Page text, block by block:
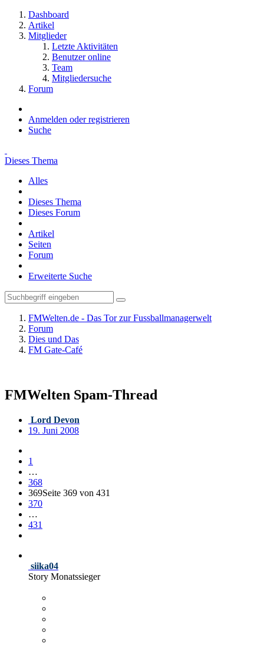
Dashboard
Artikel
Mitglieder
Letzte Aktivitäten
Benutzer online
Team
Mitgliedersuche
Forum
Anmelden oder registrieren
Suche
Dieses Thema
Alles
Dieses Thema
Dieses Forum
Artikel
Seiten
Forum
Erweiterte Suche
FMWelten.de - Das Tor zur Fussballmanagerwelt
Forum
Dies und Das
FM Gate-Café
FMWelten Spam-Thread
Lord Devon
19. Juni 2008
1
…
368
369Seite 369 von 431
370
…
431
siika04
Story Monatssieger